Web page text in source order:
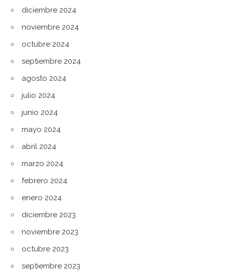
diciembre 2024
noviembre 2024
octubre 2024
septiembre 2024
agosto 2024
julio 2024
junio 2024
mayo 2024
abril 2024
marzo 2024
febrero 2024
enero 2024
diciembre 2023
noviembre 2023
octubre 2023
septiembre 2023